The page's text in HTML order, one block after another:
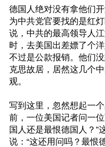
德国人绝对没有拿他们
为中共党官要找的是红
说，中共的最高领导人
时，去美国出差嫖了个
不过是公款报销。他们
克思故居，居然这几个
观。
写到这里，忽然想起一
前，一位美国记者问一
国人还是最恨德国人？”
说：“这还用问吗？最恨